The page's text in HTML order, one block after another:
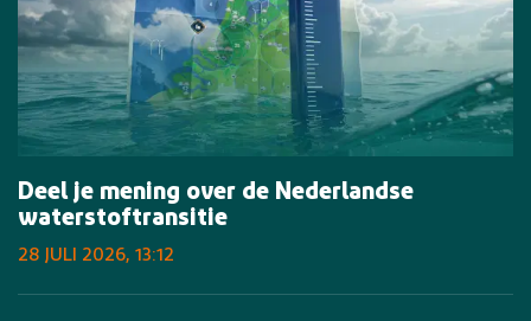
Deel je mening over de Nederlandse
waterstoftransitie
28 JULI 2026, 13:12